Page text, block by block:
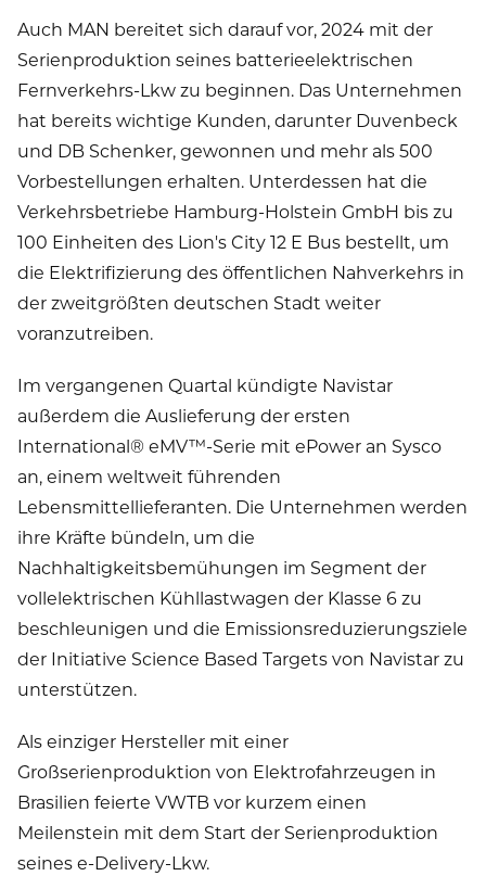
Auch MAN bereitet sich darauf vor, 2024 mit der
Serienproduktion seines batterieelektrischen
Fernverkehrs-Lkw zu beginnen. Das Unternehmen
hat bereits wichtige Kunden, darunter Duvenbeck
und DB Schenker, gewonnen und mehr als 500
Vorbestellungen erhalten. Unterdessen hat die
Verkehrsbetriebe Hamburg-Holstein GmbH bis zu
100 Einheiten des Lion's City 12 E Bus bestellt, um
die Elektrifizierung des öffentlichen Nahverkehrs in
der zweitgrößten deutschen Stadt weiter
voranzutreiben.
Im vergangenen Quartal kündigte Navistar
außerdem die Auslieferung der ersten
International® eMV™-Serie mit ePower an Sysco
an, einem weltweit führenden
Lebensmittellieferanten. Die Unternehmen werden
ihre Kräfte bündeln, um die
Nachhaltigkeitsbemühungen im Segment der
vollelektrischen Kühllastwagen der Klasse 6 zu
beschleunigen und die Emissionsreduzierungsziele
der Initiative Science Based Targets von Navistar zu
unterstützen.
Als einziger Hersteller mit einer
Großserienproduktion von Elektrofahrzeugen in
Brasilien feierte VWTB vor kurzem einen
Meilenstein mit dem Start der Serienproduktion
seines e-Delivery-Lkw.